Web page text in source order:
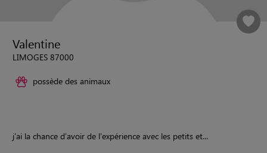
Valentine
LIMOGES 87000
possède des animaux
j'ai la chance d'avoir de l'expérience avec les petits et...